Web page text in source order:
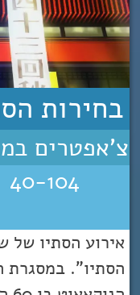
בחירות
צ'אפטרים
40-104
אירוע הסתיו של
הסתיו". במסגרת